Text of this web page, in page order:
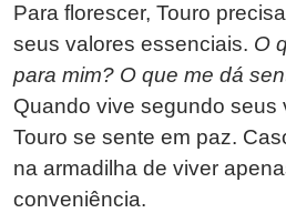
Para florescer, Touro
seus valores essenciais. O
para mim? O que me dá
Quando vive segundo seus
Touro se sente em paz.
na armadilha de viver
conveniência.